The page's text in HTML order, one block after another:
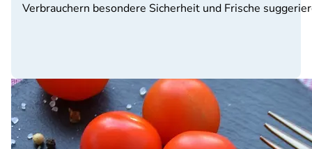
Verbrauchern besondere Sicherheit und Frische